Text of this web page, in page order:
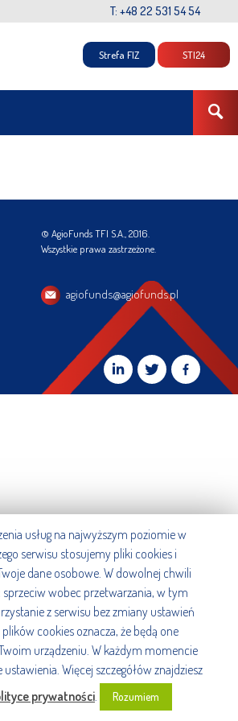
T: +48 22 531 54 54
Strefa FIZ STI24
© AgioFunds TFI S.A., 2016.
Wszystkie prawa zastrzeżone.
agiofunds@agiofunds.pl
usług na najwyższym poziomie w
serwisu stosujemy pliki cookies i
dane osobowe. W dowolnej chwili
sprzeciw wobec przetwarzania, w tym
z serwisu bez zmiany ustawień
cookies oznacza, że będą one
urządzeniu. W każdym momencie
Więcej szczegółów znajdziesz
prywatności. Rozumiem